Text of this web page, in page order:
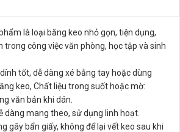
là loại băng keo nhỏ gọn, tiện dụng,
trong công việc văn phòng, học tập và sinh
tốt, dễ dàng xé bằng tay hoặc dùng
keo, Chất liệu trong suốt hoặc mờ:
văn bản khi dán.
dàng mang theo, sử dụng linh hoạt.
gây bẩn giấy, không để lại vết keo sau khi